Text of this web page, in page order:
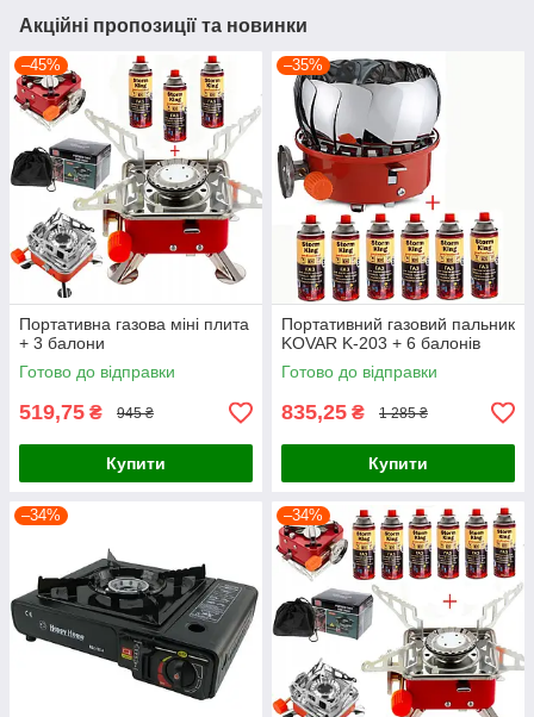
Акційні пропозиції та новинки
–45%
Портативна газова міні плита
+ 3 балони
Готово до відправки
519,75 ₴ 945 ₴
Купити
–35%
Портативний газовий пальник
KOVAR K-203 + 6 балонів
Готово до відправки
835,25 ₴ 1 285 ₴
Купити
–34% –34%